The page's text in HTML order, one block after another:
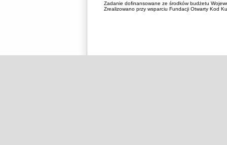
Zadanie dofinansowane ze środków budżetu
Zrealizowano przy wsparciu Fundacji Otwarty Kod